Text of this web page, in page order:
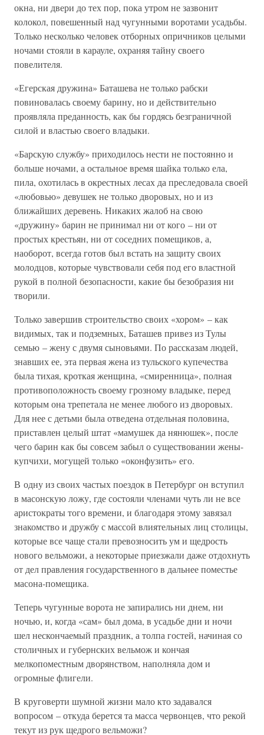
окна, ни двери до тех пор, пока утром не зазвонит
колокол, повешенный над чугунными воротами усадьбы.
Только несколько человек отборных опричников целыми
ночами стояли в карауле, охраняя тайну своего
повелителя.
«Егерская дружина» Баташева не только рабски
повиновалась своему барину, но и действительно
проявляла преданность, как бы гордясь безграничной
силой и властью своего владыки.
«Барскую службу» приходилось нести не постоянно и
больше ночами, а остальное время шайка только ела,
пила, охотилась в окрестных лесах да преследовала своей
«любовью» девушек не только дворовых, но и из
ближайших деревень. Никаких жалоб на свою
«дружину» барин не принимал ни от кого – ни от
простых крестьян, ни от соседних помещиков, а,
наоборот, всегда готов был встать на защиту своих
молодцов, которые чувствовали себя под его властной
рукой в полной безопасности, какие бы безобразия ни
творили.
Только завершив строительство своих «хором» – как
видимых, так и подземных, Баташев привез из Тулы
семью – жену с двумя сыновьями. По рассказам людей,
знавших ее, эта первая жена из тульского купечества
была тихая, кроткая женщина, «смиренница», полная
противоположность своему грозному владыке, перед
которым она трепетала не менее любого из дворовых.
Для нее с детьми была отведена отдельная половина,
приставлен целый штат «мамушек да нянюшек», после
чего барин как бы совсем забыл о существовании жены-
купчихи, могущей только «оконфузить» его.
В одну из своих частых поездок в Петербург он вступил
в масонскую ложу, где состояли членами чуть ли не все
аристократы того времени, и благодаря этому завязал
знакомство и дружбу с массой влиятельных лиц столицы,
которые все чаще стали превозносить ум и щедрость
нового вельможи, а некоторые приезжали даже отдохнуть
от дел правления государственного в дальнее поместье
масона-помещика.
Теперь чугунные ворота не запирались ни днем, ни
ночью, и, когда «сам» был дома, в усадьбе дни и ночи
шел нескончаемый праздник, а толпа гостей, начиная со
столичных и губернских вельмож и кончая
мелкопоместным дворянством, наполняла дом и
огромные флигели.
В круговерти шумной жизни мало кто задавался
вопросом – откуда берется та масса червонцев, что рекой
текут из рук щедрого вельможи?